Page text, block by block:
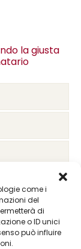
come i
del
di
o ID unici
può influire
la giusta